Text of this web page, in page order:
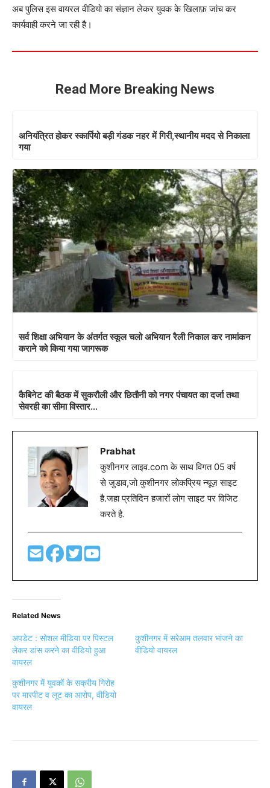
अब पुलिस इस वायरल वीडियो का संज्ञान लेकर युवक के खिलाफ़ जांच कर
कार्यवाही करने जा रही है।
Read More Breaking News
अनियंत्रित होकर स्कार्पियो बड़ी गंडक नहर में गिरी,स्थानीय मदद से निकाला
गया
सर्व शिक्षा अभियान के अंतर्गत स्कूल चलो अभियान रैली निकाल कर नामांकन
कराने को किया गया जागरूक
कैबिनेट की बैठक में सुकरौली और छितौनी को नगर पंचायत का दर्जा तथा
सेवरही का सीमा विस्तार…
Prabhat
कुशीनगर लाइव.com के साथ विगत 05 वर्ष
से जुडाव,जो कुशीनगर लोकप्रिय न्यूज़ साइट
है.जहा प्रतिदिन हजारों लोग साइट पर विजिट
करते है.
Related News
अपडेट : सोशल मीडिया पर पिस्टल
लेकर डांस करने का वीडियो हुआ
वायरल
कुशीनगर में सरेआम तलवार भांजने का
वीडियो वायरल
कुशीनगर में युवकों के सक्रीय गिरोह
पर मारपीट व लूट का आरोप, वीडियो
वायरल